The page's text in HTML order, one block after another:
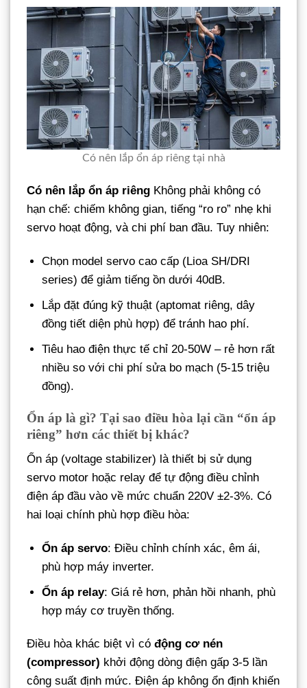
Có nên lắp ổn áp riêng tại nhà
Có nên lắp ổn áp riêng Không phải không có
hạn chế: chiếm không gian, tiếng “ro ro” nhẹ khi
servo hoạt động, và chi phí ban đầu. Tuy nhiên:
Chọn model servo cao cấp (Lioa SH/DRI
series) để giảm tiếng ồn dưới 40dB.
Lắp đặt đúng kỹ thuật (aptomat riêng, dây
đồng tiết diện phù hợp) để tránh hao phí.
Tiêu hao điện thực tế chỉ 20-50W – rẻ hơn rất
nhiều so với chi phí sửa bo mạch (5-15 triệu
đồng).
Ổn áp là gì? Tại sao điều hòa lại cần “ổn áp
riêng” hơn các thiết bị khác?
Ổn áp (voltage stabilizer) là thiết bị sử dụng
servo motor hoặc relay để tự động điều chỉnh
điện áp đầu vào về mức chuẩn 220V ±2-3%. Có
hai loại chính phù hợp điều hòa:
Ổn áp servo: Điều chỉnh chính xác, êm ái,
phù hợp máy inverter.
Ổn áp relay: Giá rẻ hơn, phản hồi nhanh, phù
hợp máy cơ truyền thống.
Điều hòa khác biệt vì có động cơ nén
(compressor) khởi động dòng điện gấp 3-5 lần
công suất định mức. Điện áp không ổn định khiến